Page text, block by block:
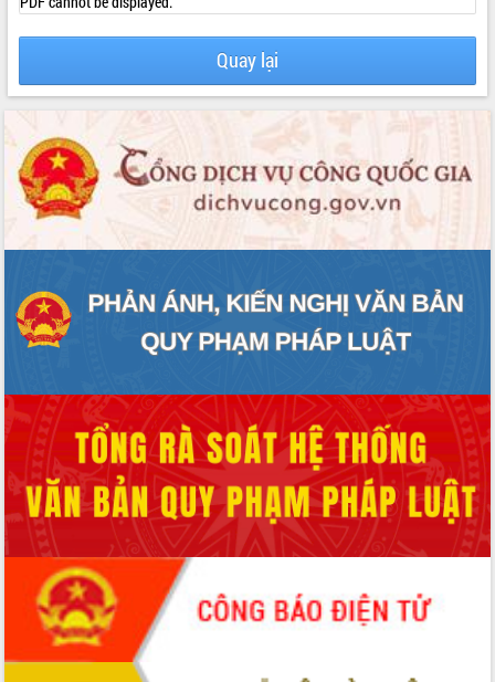
UBND CÁC XÃ, PHƯỜNG
THÔNG TIN CHỈ ĐẠO ĐIỀU HÀNH
VĂN BẢN HĐND TỈNH
ĐIỂM TIN VĂN BẢN
Quay lại